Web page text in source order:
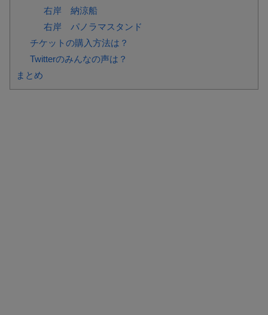
右岸 納涼船
右岸 パノラマスタンド
チケットの購入方法は？
Twitterのみんなの声は？
まとめ